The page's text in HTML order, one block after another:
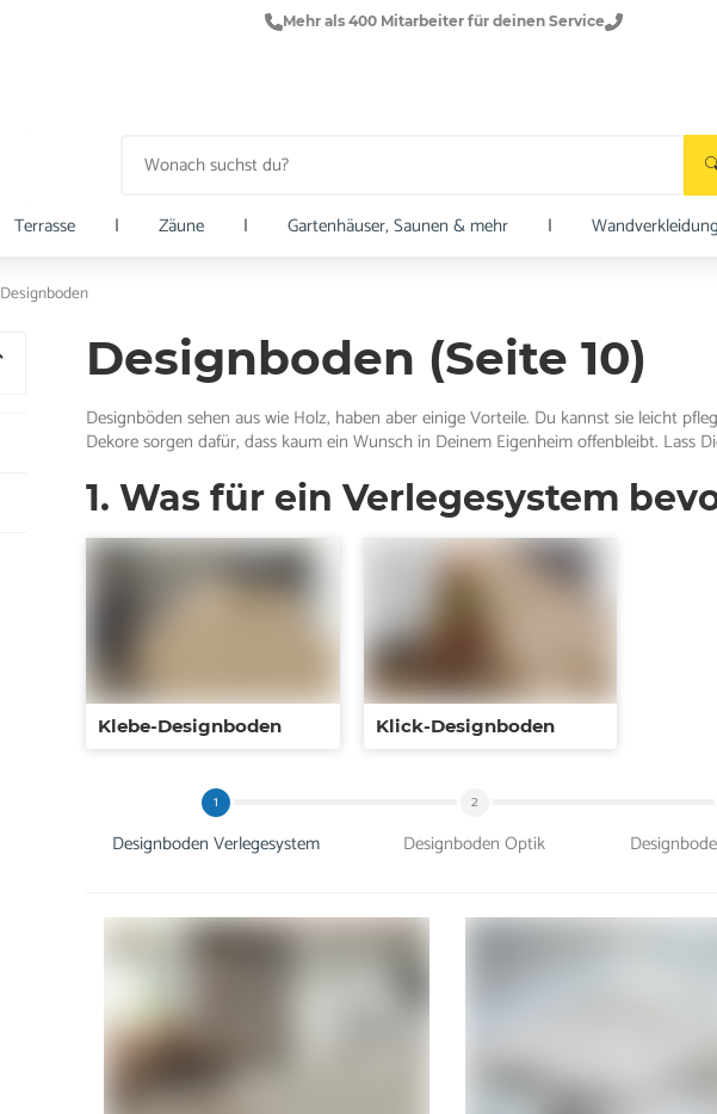
Mehr als 400 Mitarbeiter für deinen Service
Terrasse | Zäune | Gartenhäuser, Saunen & mehr |
Designboden
Designboden (Seite 10)
Designböden sehen aus wie Holz, haben aber einige Vorteile. Du kannst sie leicht
Dekore sorgen dafür, dass kaum ein Wunsch in Deinem Eigenheim offenbleibt. Lass
1. Was für ein Verlegesystem
Klebe-Designboden Klick-Designboden
1
Designboden Verlegesystem
2
Designboden Optik